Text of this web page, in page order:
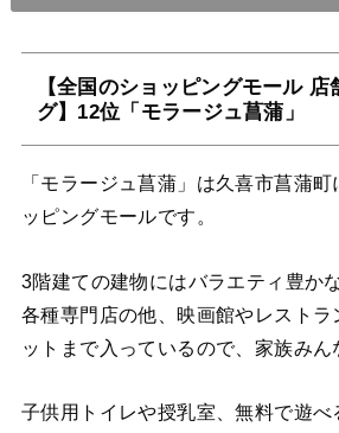
【全国のショッピングモール
グ】12位「モラージュ菖蒲」
「モラージュ菖蒲」は久喜市菖蒲
ッピングモールです。
3階建ての建物にはバラエティ豊か
各種専門店の他、映画館やレスト
ットまで入っているので、家族みん
子供用トイレや授乳室、無料で遊べ